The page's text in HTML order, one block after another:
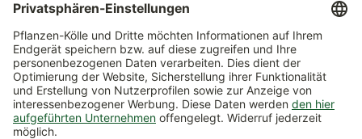
*Alle Preise inkl. gesetzlicher Mehrwertsteuer zzgl.Versand
Mindestbestellwert 14,90 €, ausgenommen sind Gutscheine und
Events.